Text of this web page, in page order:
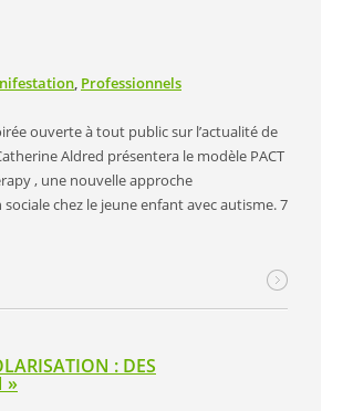
, Professionnels
ouverte à tout public sur l’actualité de
Aldred présentera le modèle PACT
, une nouvelle approche
chez le jeune enfant avec autisme. 7
: DES
»